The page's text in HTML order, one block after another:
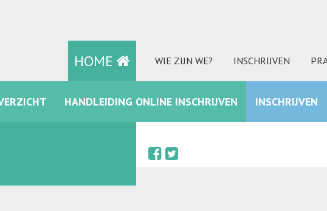
HOME WIE ZIJN WE? INSCHRIJVEN
FACEBOOK
HANDLEIDING ONLINE INSCHRIJVEN INSCHRIJVEN